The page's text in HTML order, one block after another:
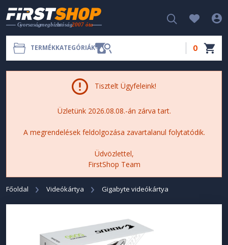
TERMÉKKATEGÓRIÁK 0
Tisztelt Ügyfeleink!
Üzletünk 2026.08.08.-án zárva tart.
A megrendelések feldolgozása zavartalanul folytatódik.
Üdvözlettel,
FirstShop Team
Főoldal Videókártya Gigabyte videókártya